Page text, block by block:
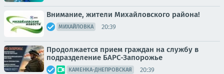
Внимание, жители Михайловского района!
МИХАЙЛОВКА 20:39
Продолжается прием граждан на службу в
подразделение БАРС-Запорожье
КАМЕНКА-ДНЕПРОВСКАЯ 20:39